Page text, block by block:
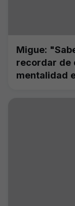
Migue:
recordar de
mentalidad